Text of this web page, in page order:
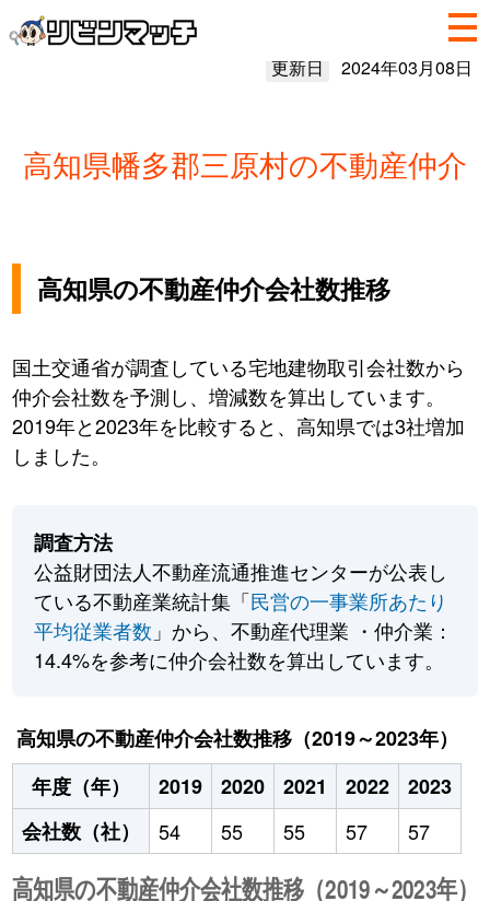
更新日 2024年03月08日
高知県幡多郡三原村の不動産仲介
高知県の不動産仲介会社数推移
国土交通省が調査している宅地建物取引会社数から
仲介会社数を予測し、増減数を算出しています。
2019年と2023年を比較すると、高知県では3社増加
しました。
調査方法
公益財団法人不動産流通推進センターが公表し
ている不動産業統計集「民営の一事業所あたり
平均従業者数 」から、不動産代理業 ・仲介業：
14.4%を参考に仲介会社数を算出しています。
高知県の不動産仲介会社数推移（2019～2023年）
年度（年）
2019 2020 2021 2022
2023
会社数（社）
54 55 55 57 57